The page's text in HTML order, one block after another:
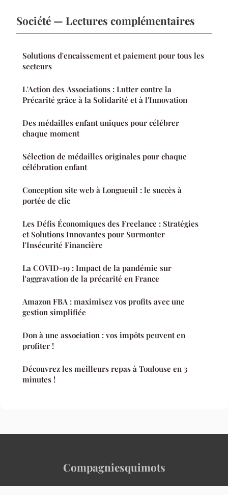
Société — Lectures complémentaires
Solutions d'encaissement et paiement pour tous les
secteurs
L'Action des Associations : Lutter contre la
Précarité grâce à la Solidarité et à l'Innovation
Des médailles enfant uniques pour célébrer
chaque moment
Sélection de médailles originales pour chaque
célébration enfant
Conception site web à Longueuil : le succès à
portée de clic
Les Défis Économiques des Freelance : Stratégies
et Solutions Innovantes pour Surmonter
l'Insécurité Financière
La COVID-19 : Impact de la pandémie sur
l'aggravation de la précarité en France
Amazon FBA : maximisez vos profits avec une
gestion simplifiée
Don à une association : vos impôts peuvent en
profiter !
Découvrez les meilleurs repas à Toulouse en 3
minutes !
Compagniesquimots